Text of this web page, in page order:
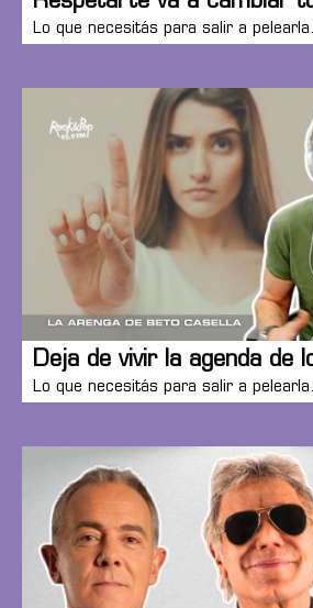
Lo que necesitás para salir a pelearla.
Deja de vivir la agenda de
Lo que necesitás para salir a pelearla.